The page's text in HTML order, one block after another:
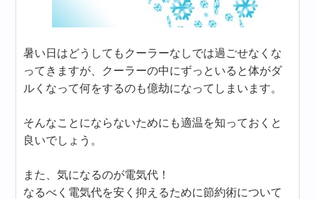
暑い日はどうしてもクーラーなしでは過ごせなくな
ってきますが、クーラーの中にずっといると体がダ
ルくなって何をするのも億劫になってしまいます。
そんなことにならないためにも適温を知っておくと
良いでしょう。
また、気になるのが電気代！
なるべく電気代を安く抑えるために節約術について